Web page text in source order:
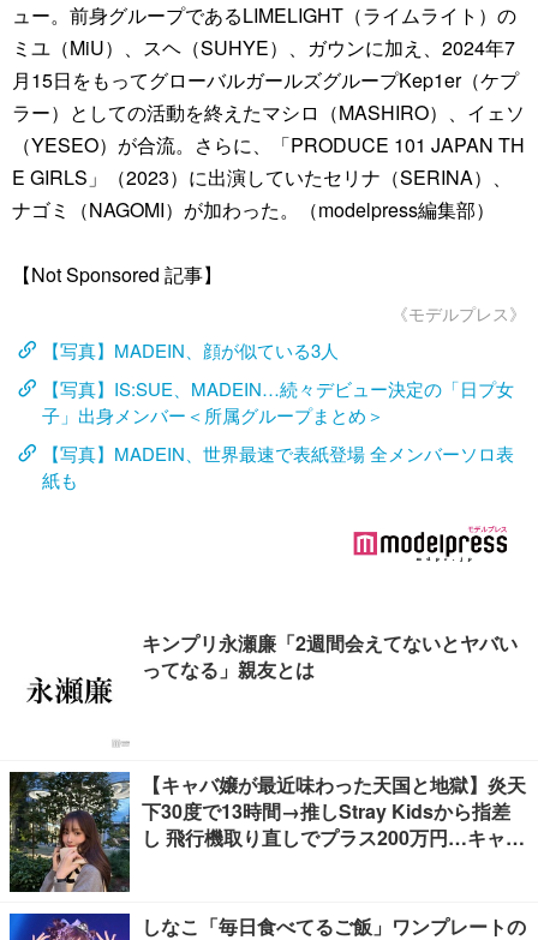
ュー。前身グループであるLIMELIGHT（ライムライト）の
ミユ（MiU）、スヘ（SUHYE）、ガウンに加え、2024年7
月15日をもってグローバルガールズグループKep1er（ケプ
ラー）としての活動を終えたマシロ（MASHIRO）、イェソ
（YESEO）が合流。さらに、「PRODUCE 101 JAPAN TH
E GIRLS」（2023）に出演していたセリナ（SERINA）、
ナゴミ（NAGOMI）が加わった。（modelpress編集部）
【Not Sponsored 記事】
《モデルプレス》
【写真】MADEIN、顔が似ている3人
【写真】IS:SUE、MADEIN…続々デビュー決定の「日プ女
子」出身メンバー＜所属グループまとめ＞
【写真】MADEIN、世界最速で表紙登場 全メンバーソロ表
紙も
キンプリ永瀬廉「2週間会えてないとヤバい
ってなる」親友とは
【キャバ嬢が最近味わった天国と地獄】炎天
下30度で13時間→推しStray Kidsから指差
し 飛行機取り直しでプラス200万円…キャバ
しなこ「毎日食べてるご飯」ワンプレートの